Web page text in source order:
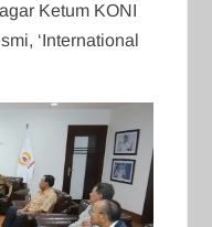
Ketum KONI
‘International